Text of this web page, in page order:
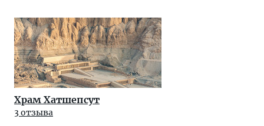
Храм Хатшепсут
3 отзыва